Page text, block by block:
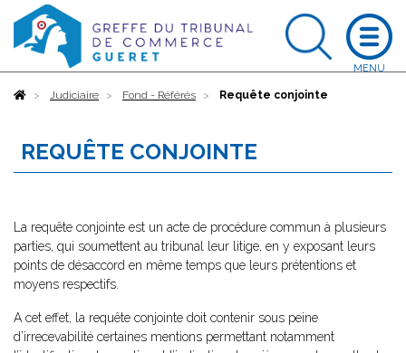
AccueilJudiciaire Fond - Référés Requête conjointe
REQUÊTE CONJOINTE
La requête conjointe est un acte de procédure commun à plusieurs
parties, qui soumettent au tribunal leur litige, en y exposant leurs
points de désaccord en même temps que leurs prétentions et
moyens respectifs.
A cet effet, la requête conjointe doit contenir sous peine
d’irrecevabilité certaines mentions permettant notamment